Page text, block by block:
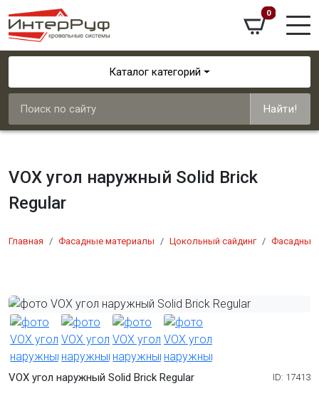
0
Каталог категорий
Найти!
VOX угол наружный Solid Brick
Regular
Главная Фасадные материалы Цокольный сайдинг Фасадные
VOX угол наружный Solid Brick Regular ID: 17413